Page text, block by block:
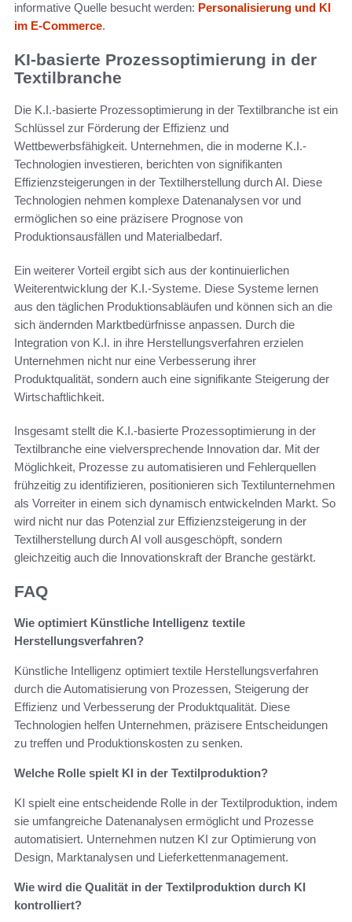
informative Quelle besucht werden: Personalisierung und KI
im E-Commerce.
KI-basierte Prozessoptimierung in der
Textilbranche
Die K.I.-basierte Prozessoptimierung in der Textilbranche ist ein
Schlüssel zur Förderung der Effizienz und
Wettbewerbsfähigkeit. Unternehmen, die in moderne K.I.-
Technologien investieren, berichten von signifikanten
Effizienzsteigerungen in der Textilherstellung durch AI. Diese
Technologien nehmen komplexe Datenanalysen vor und
ermöglichen so eine präzisere Prognose von
Produktionsausfällen und Materialbedarf.
Ein weiterer Vorteil ergibt sich aus der kontinuierlichen
Weiterentwicklung der K.I.-Systeme. Diese Systeme lernen
aus den täglichen Produktionsabläufen und können sich an die
sich ändernden Marktbedürfnisse anpassen. Durch die
Integration von K.I. in ihre Herstellungsverfahren erzielen
Unternehmen nicht nur eine Verbesserung ihrer
Produktqualität, sondern auch eine signifikante Steigerung der
Wirtschaftlichkeit.
Insgesamt stellt die K.I.-basierte Prozessoptimierung in der
Textilbranche eine vielversprechende Innovation dar. Mit der
Möglichkeit, Prozesse zu automatisieren und Fehlerquellen
frühzeitig zu identifizieren, positionieren sich Textilunternehmen
als Vorreiter in einem sich dynamisch entwickelnden Markt. So
wird nicht nur das Potenzial zur Effizienzsteigerung in der
Textilherstellung durch AI voll ausgeschöpft, sondern
gleichzeitig auch die Innovationskraft der Branche gestärkt.
FAQ
Wie optimiert Künstliche Intelligenz textile
Herstellungsverfahren?
Künstliche Intelligenz optimiert textile Herstellungsverfahren
durch die Automatisierung von Prozessen, Steigerung der
Effizienz und Verbesserung der Produktqualität. Diese
Technologien helfen Unternehmen, präzisere Entscheidungen
zu treffen und Produktionskosten zu senken.
Welche Rolle spielt KI in der Textilproduktion?
KI spielt eine entscheidende Rolle in der Textilproduktion, indem
sie umfangreiche Datenanalysen ermöglicht und Prozesse
automatisiert. Unternehmen nutzen KI zur Optimierung von
Design, Marktanalysen und Lieferkettenmanagement.
Wie wird die Qualität in der Textilproduktion durch KI
kontrolliert?